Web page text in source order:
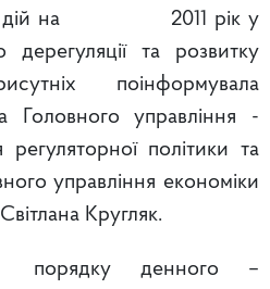
дій на 2011 рік у
та розвитку
поінформувала
Головного управління -
регуляторної політики та
управління економіки
Кругляк.
денного –